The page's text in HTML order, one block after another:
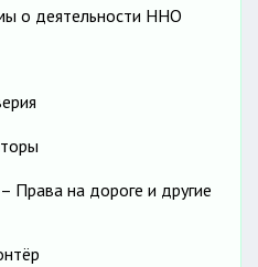
о деятельности ННО
Права на дороге и другие